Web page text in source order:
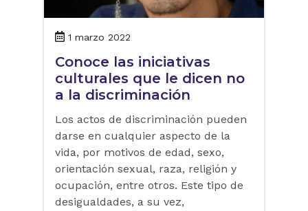
1 marzo 2022
Conoce las iniciativas
culturales que le dicen no
a la discriminación
Los actos de discriminación pueden
darse en cualquier aspecto de la
vida, por motivos de edad, sexo,
orientación sexual, raza, religión y
ocupación, entre otros. Este tipo de
desigualdades, a su vez,